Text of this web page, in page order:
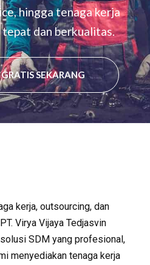
hingga tenaga kerja
dan berkualitas.
SEKARANG
kerja, outsourcing, dan
Virya Vijaya Tedjasvin
SDM yang profesional,
menyediakan tenaga kerja